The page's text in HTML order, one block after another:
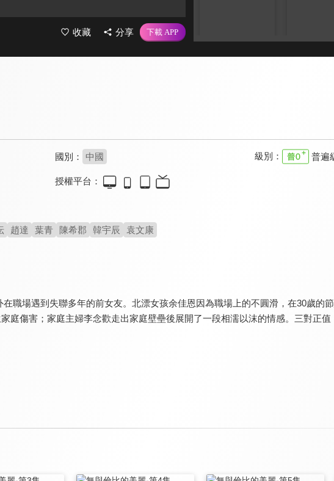
收藏 分享
國別： 中國 級別： 普遍
授權平台：
趙達 葉青 陳希郡 韓宇辰 袁文康
職場遇到失聯多年的前女友。北漂女孩余佳恩因為職場上的不圓滑，在30歲的
庭傷害；家庭主婦李念歡走出家庭壁壘後展開了一段相濡以沫的情感。三對正